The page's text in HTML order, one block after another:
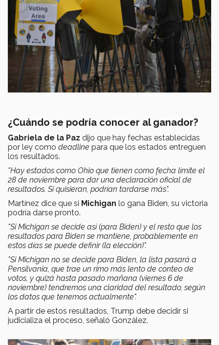
¿Cuándo se podría conocer al ganador?
Gabriela de la Paz dijo que hay fechas establecidas
por ley como deadline para que los estados entreguen
los resultados.
"Hay estados como Ohio que tienen como fecha límite el
28 de noviembre para dar una declaración oficial de
resultados. Si quisieran, podrían tardarse más".
Martínez dice que si Michigan lo gana Biden, su victoria
podría darse pronto.
"Si Michigan se decide así (para Biden) y el resto que los
resultados para Biden se mantiene, probablemente en
estos días se puede definir (la elección)".
"Si Michigan no se decide para Biden, la lista pasará a
Pensilvania, que trae un rimo más lento de conteo de
votos, y quizá hasta pasado mañana (viernes 6 de
noviembre) tendremos una claridad del resultado, según
los datos que tenemos actualmente".
A partir de estos resultados, Trump debe decidir si
judicializa el proceso, señaló González.